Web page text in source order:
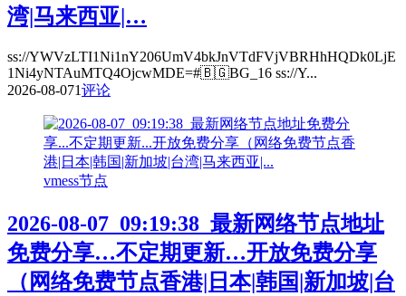
湾|马来西亚|…
ss://YWVzLTI1Ni1nY206UmV4bkJnVTdFVjVBRHhHQDk0LjE
1Ni4yNTAuMTQ4OjcwMDE=#🇧🇬BG_16 ss://Y...
2026-08-071评论
vmess节点
2026-08-07_09:19:38_最新网络节点地址
免费分享…不定期更新…开放免费分享
（网络免费节点香港|日本|韩国|新加坡|台